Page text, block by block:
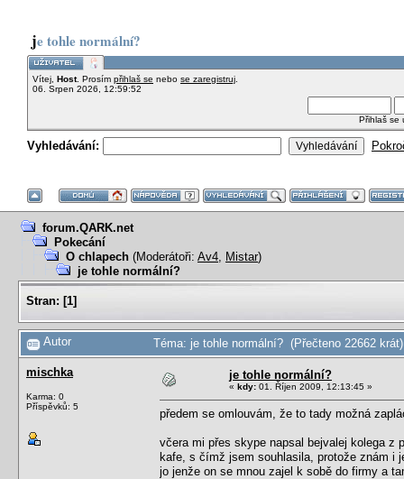
je tohle normální?
Vítej, Host. Prosím přihlaš se nebo se zaregistruj
06. Srpen 2026, 12:59:52
Přihlaš se
Vyhledávání:
forum.QARK.net
Pokecání
O chlapech (Moderátoři: Av4, Mistar)
je tohle normální?
Stran: [1]
Autor Téma: je tohle normální? (Přečteno 22662 krát)
mischka
Karma: 0
Příspěvků: 5
je tohle normální?
« kdy: 01. Říjen 2009, 12:13:45 »
předem se omlouvám, že to tady možná
včera mi přes skype napsal bejvalej kolega z
kafe, s čímž jsem souhlasila, protože znám i
jo jenže on se mnou zajel k sobě do firmy a